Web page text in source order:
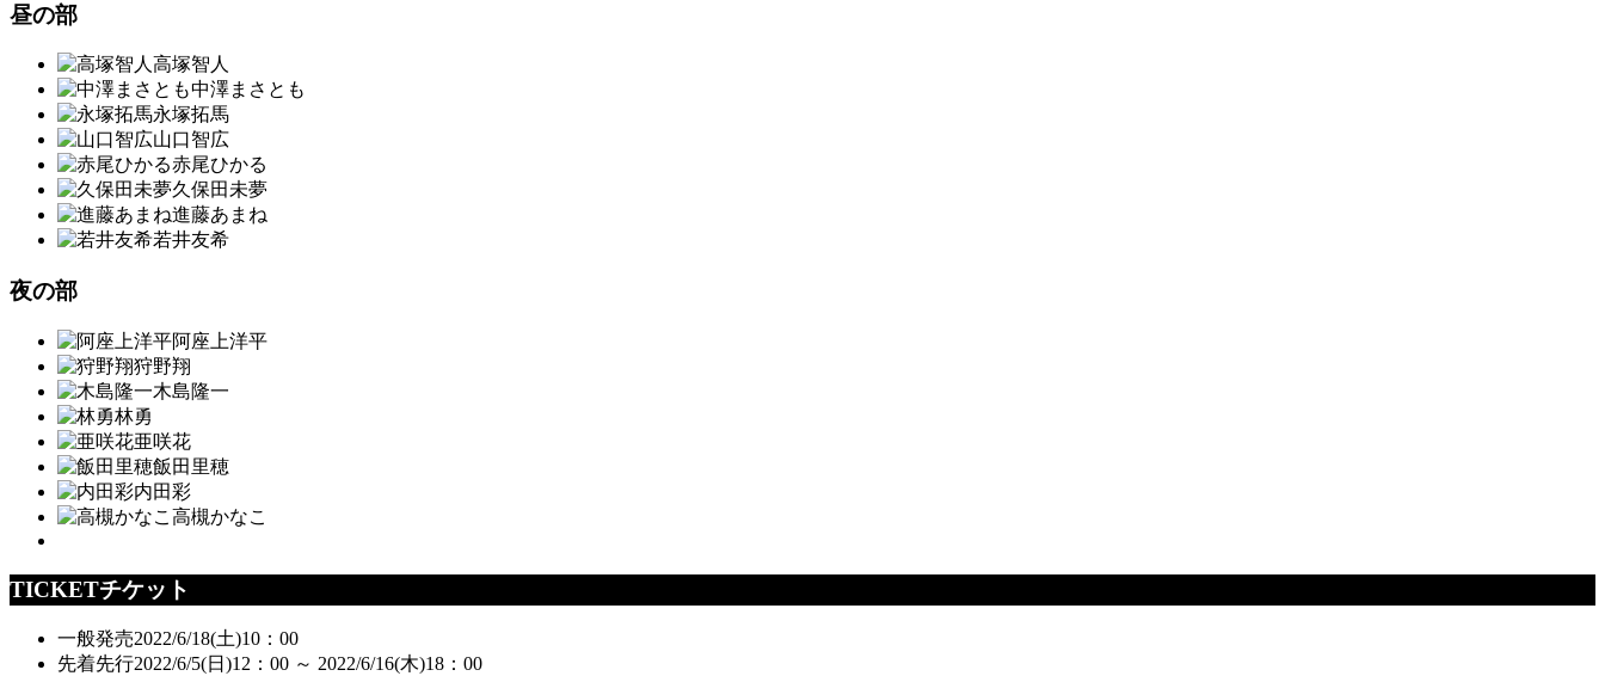
昼の部
高塚智人
中澤まさとも
永塚拓馬
山口智広
赤尾ひかる
久保田未夢
進藤あまね
若井友希
夜の部
阿座上洋平
狩野翔
木島隆一
林勇
亜咲花
飯田里穂
内田彩
高槻かなこ
TICKETチケット
一般発売2022/6/18(土)10：00
先着先行2022/6/5(日)12：00 ～ 2022/6/16(木)18：00